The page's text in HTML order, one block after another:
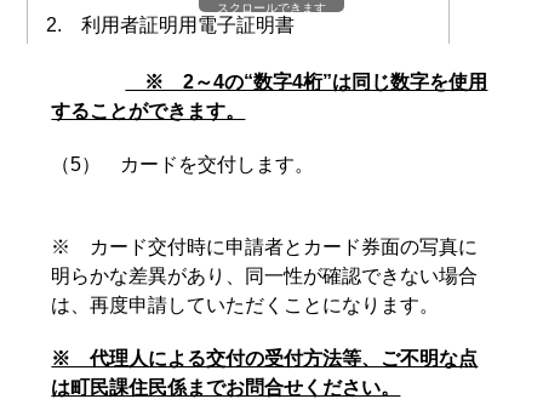
2. 利用者証明用電子証明書
3. 住民基本台帳事務用のアプリケーション
4. 券面事項入力補助用アプリケーション
スクロールできます
※ 2～4の“数字4桁”は同じ数字を使用
することができます。
（5） カードを交付します。
※ カード交付時に申請者とカード券面の写真に
明らかな差異があり、同一性が確認できない場合
は、再度申請していただくことになります。
※ 代理人による交付の受付方法等、ご不明な点
は町民課住民係までお問合せください。